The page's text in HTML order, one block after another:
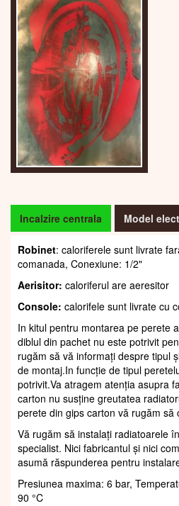
Incalzire centrala Model
Robinet: caloriferele sunt livrate
comanada, Conexiune: 1/2"
Aerisitor: caloriferul are aeresitor
Console: calorifele sunt livrate cu
In kitul pentru montarea pe perete
diblul din pachet nu este potrivit
rugăm să vă informați despre tipul
de montaj.In funcție de tipul
potrivit.Va atragem atenția asupra
carton nu susține greutatea
perete din gips carton vă rugăm să
Vă rugăm să instalați radiatoarele
specialist. Nici fabricantul și nici
asumă răspunderea pentru
Presiunea maxima: 6 bar,
90 °C